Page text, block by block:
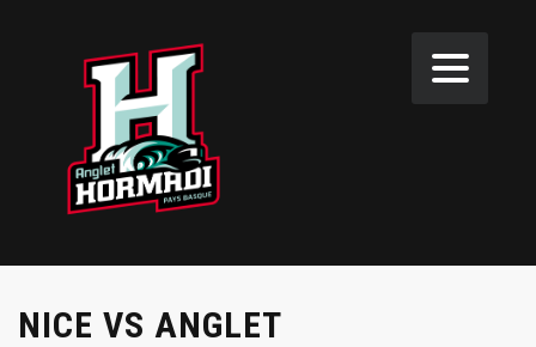
NICE VS ANGLET